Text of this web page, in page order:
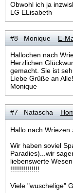
Obwohl ich ja
LG ELisabeth
#8 Monique E-
Hallochen nach
Herzlichen
gemacht. Sie ist
Liebe Grüße an Alle!
Monique
#7 Natascha
Hallo nach Wriezen
Wir haben soviel
Paradies)...wir
liebenswerte
!!!!!!!!!!!!!!!
Viele "wuschelige"